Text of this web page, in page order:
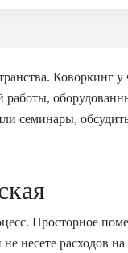
Коворкинг
семинары,
Просторное
несете расходов